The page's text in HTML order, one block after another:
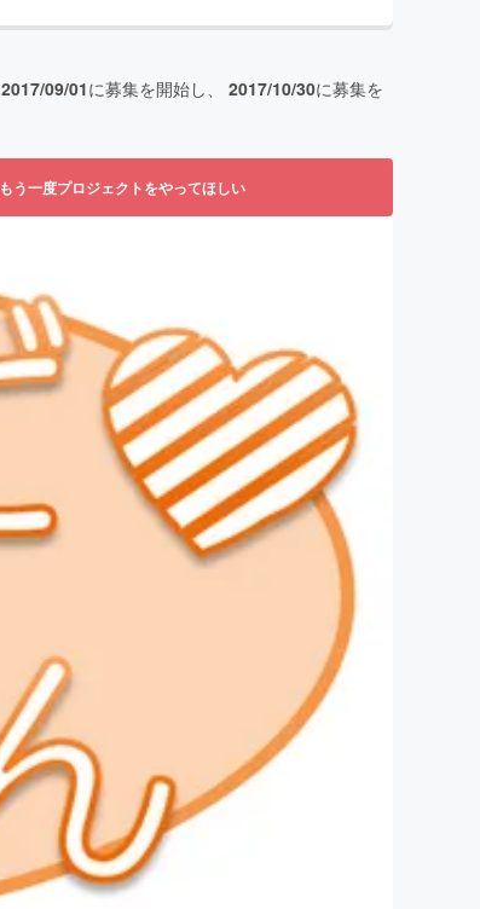
2017/09/01に募集を開始し、 2017/10/30に募集を
もう一度プロジェクトをやってほしい